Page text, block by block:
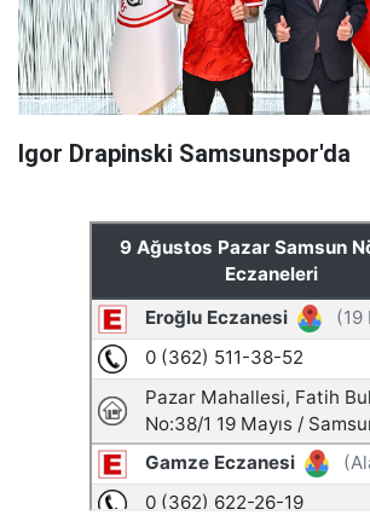
Igor Drapinski Samsunspor'da